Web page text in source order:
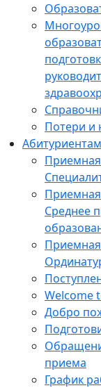
Потери и
Абитуриентам
Среднее
Welcome
Добро
приема
График